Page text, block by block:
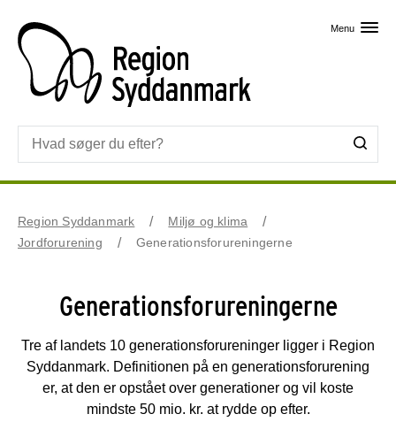
Menu
Region Syddanmark
Miljø og klima
Jordforurening
Generationsforureningerne
Generationsforureningerne
Tre af landets 10 generationsforureninger ligger i Region
Syddanmark. Definitionen på en generationsforurening
er, at den er opstået over generationer og vil koste
mindste 50 mio. kr. at rydde op efter.